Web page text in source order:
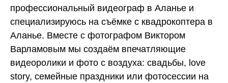
профессиональный видеограф в Аланье и
специализируюсь на съёмке с квадрокоптера в
Аланье. Вместе с фотографом Виктором
Варламовым мы создаём впечатляющие
видеоролики и фото с воздуха: свадьбы, love
story, семейные праздники или фотосессии на